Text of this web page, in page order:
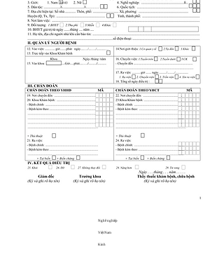
hoa):
8
X
X
Nghề nghiệp
Việt Nam
Kinh